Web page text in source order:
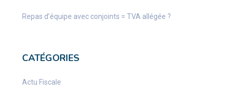
Repas d’équipe avec conjoints = TVA allégée ?
CATÉGORIES
Actu Fiscale